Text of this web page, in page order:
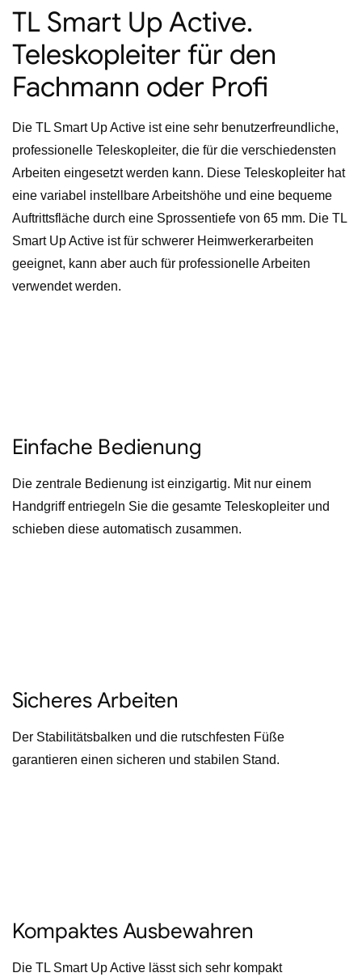
TL Smart Up Active.
Teleskopleiter für den
Fachmann oder Profi
Die TL Smart Up Active ist eine sehr benutzerfreundliche,
professionelle Teleskopleiter, die für die verschiedensten
Arbeiten eingesetzt werden kann. Diese Teleskopleiter hat
eine variabel instellbare Arbeitshöhe und eine bequeme
Auftrittsfläche durch eine Sprossentiefe von 65 mm. Die TL
Smart Up Active ist für schwerer Heimwerkerarbeiten
geeignet, kann aber auch für professionelle Arbeiten
verwendet werden.
Einfache Bedienung
Die zentrale Bedienung ist einzigartig. Mit nur einem
Handgriff entriegeln Sie die gesamte Teleskopleiter und
schieben diese automatisch zusammen.
Sicheres Arbeiten
Der Stabilitätsbalken und die rutschfesten Füße
garantieren einen sicheren und stabilen Stand.
Kompaktes Ausbewahren
Die TL Smart Up Active lässt sich sehr kompakt